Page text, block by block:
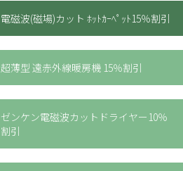
電磁波(磁場)カット ﾎｯﾄｶｰﾍﾟｯﾄ15％割引
超薄型 遠赤外線暖房機 15％割引
ゼンケン電磁波カットドライヤー10％
割引